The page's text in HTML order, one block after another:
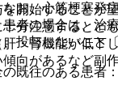
開始することが
分注意するとと
・腎機能が低下
向があるなど副
お、心筋梗塞発
者の場合は、治
投与しないこと
既往のある患者